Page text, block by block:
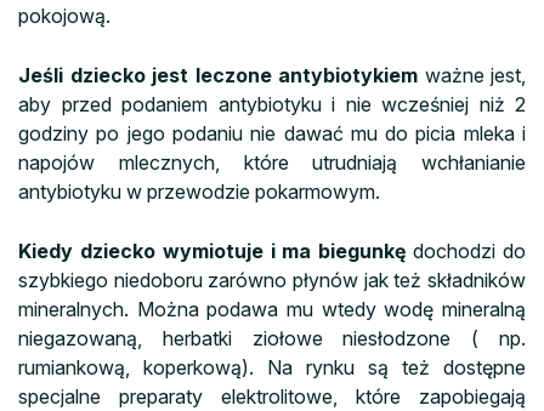
pokojową.
Jeśli dziecko jest leczone antybiotykiem ważne jest,
aby przed podaniem antybiotyku i nie wcześniej niż 2
godziny po jego podaniu nie dawać mu do picia mleka i
napojów mlecznych, które utrudniają wchłanianie
antybiotyku w przewodzie pokarmowym.
Kiedy dziecko wymiotuje i ma biegunkę dochodzi do
szybkiego niedoboru zarówno płynów jak też składników
mineralnych. Można podawa mu wtedy wodę mineralną
niegazowaną, herbatki ziołowe niesłodzone ( np.
rumiankową, koperkową). Na rynku są też dostępne
specjalne preparaty elektrolitowe, które zapobiegają